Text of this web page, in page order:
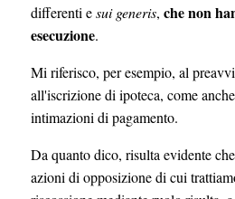
differenti esui generis, che non
esecuzione.
Mi riferisco, per esempio, al
all'iscrizione di ipoteca, come
intimazioni di pagamento.
Da quanto dico, risulta evidente
azioni di opposizione di cui